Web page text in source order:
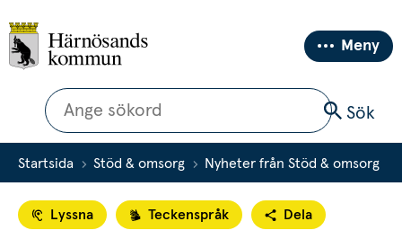
Meny
Sök
Sök
Startsida Stöd & omsorg Nyheter från Stöd & omsorg
Lyssna Teckenspråk Dela